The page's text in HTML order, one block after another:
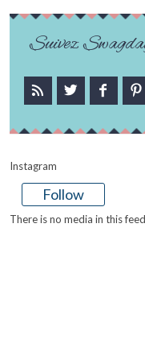
Suivez
Instagram
Follow
There is no media in this feed